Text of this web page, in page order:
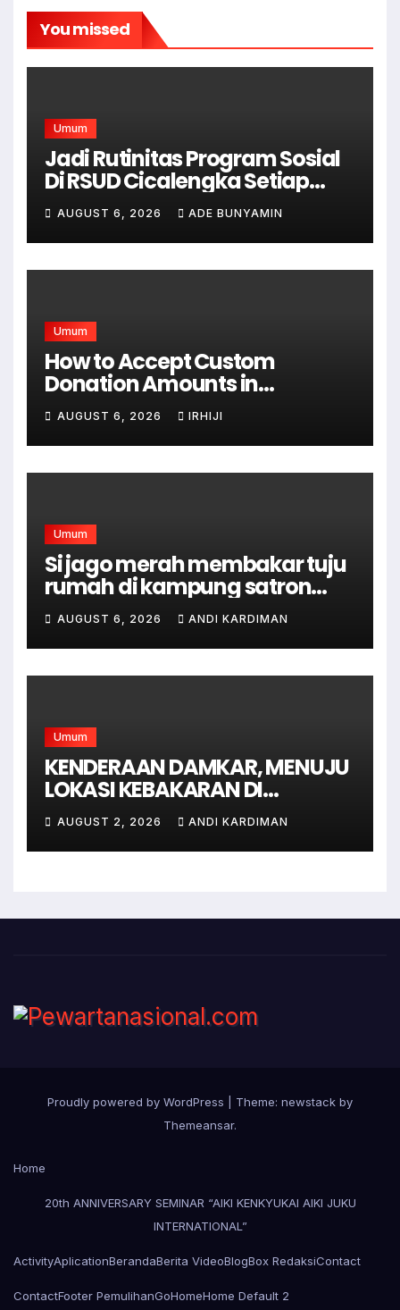
You missed
Umum
Jadi Rutinitas Program Sosial
Di RSUD Cicalengka Setiap
Bulan Gelar Sunatan Massal
Bagi Masyarakat Tidak
Mampu
AUGUST 6, 2026 ADE BUNYAMIN
Umum
How to Accept Custom
Donation Amounts in
WordPress with Stripe
AUGUST 6, 2026 IRHIJI
Umum
Si jago merah membakar tuju
rumah di kampung satron
sodonghilir .
AUGUST 6, 2026 ANDI KARDIMAN
Umum
KENDERAAN DAMKAR, MENUJU
LOKASI KEBAKARAN DI
JAGAKARSA JAKARTA
SELATAN
AUGUST 2, 2026 ANDI KARDIMAN
Proudly powered by WordPress
Theme: newstack by
Themeansar.
Home
20th ANNIVERSARY SEMINAR “AIKI KENKYUKAI AIKI JUKU
INTERNATIONAL”
ActivityAplicationBerandaBerita VideoBlogBox RedaksiContact
ContactFooter PemulihanGoHomeHome Default 2